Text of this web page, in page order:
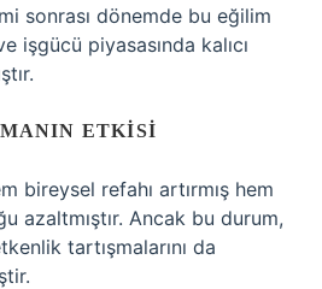
sonrası dönemde bu eğilim
işgücü piyasasında kalıcı
ETKISI
bireysel refahı artırmış hem
azaltmıştır. Ancak bu durum,
tartışmalarını da